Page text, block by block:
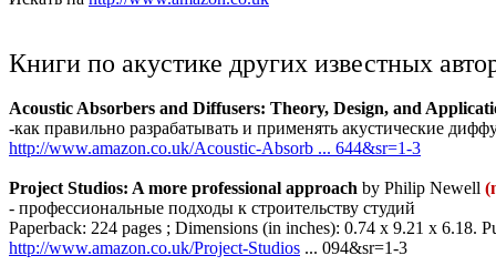
Книги по акустике других известных
Acoustic Absorbers and Diffusers: Theory, Design, and
-как правильно разрабатывать и применять акустические
http://www.amazon.co.uk/Acoustic-Absorb ... 644&sr=1-3
Project Studios: A more professional approach by Philip Newell
- профессиональные подходы к строительству студий
Paperback: 224 pages ; Dimensions (in inches): 0.74 x 9.21 x 6.18.
http://www.amazon.co.uk/Project-Studios ... 094&sr=1-3